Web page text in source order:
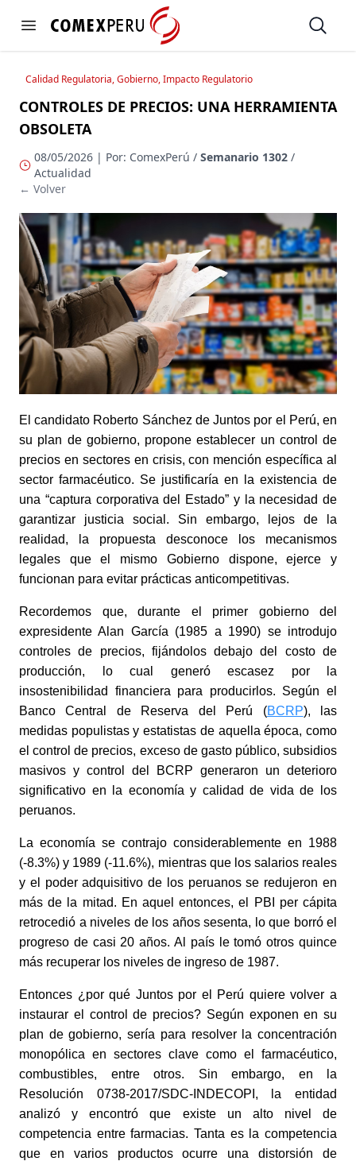
Open menu
https://www.comexperu.org.pe Open
Calidad Regulatoria, Gobierno, Impacto Regulatorio
CONTROLES DE PRECIOS: UNA HERRAMIENTA
OBSOLETA
08/05/2026 | Por: ComexPerú /Semanario 1302 /
Actualidad
← Volver
El candidato Roberto Sánchez de Juntos por el Perú, en
su plan de gobierno, propone establecer un control de
precios en sectores en crisis, con mención específica al
sector farmacéutico. Se justificaría en la existencia de
una “captura corporativa del Estado” y la necesidad de
garantizar justicia social. Sin embargo, lejos de la
realidad, la propuesta desconoce los mecanismos
legales que el mismo Gobierno dispone, ejerce y
funcionan para evitar prácticas anticompetitivas.
Recordemos que, durante el primer gobierno del
expresidente Alan García (1985 a 1990) se introdujo
controles de precios, fijándolos debajo del costo de
producción, lo cual generó escasez por la
insostenibilidad financiera para producirlos. Según el
Banco Central de Reserva del Perú (BCRP), las
medidas populistas y estatistas de aquella época, como
el control de precios, exceso de gasto público, subsidios
masivos y control del BCRP generaron un deterioro
significativo en la economía y calidad de vida de los
peruanos.
La economía se contrajo considerablemente en 1988
(-8.3%) y 1989 (-11.6%), mientras que los salarios reales
y el poder adquisitivo de los peruanos se redujeron en
más de la mitad. En aquel entonces, el PBI per cápita
retrocedió a niveles de los años sesenta, lo que borró el
progreso de casi 20 años. Al país le tomó otros quince
más recuperar los niveles de ingreso de 1987.
Entonces ¿por qué Juntos por el Perú quiere volver a
instaurar el control de precios? Según exponen en su
plan de gobierno, sería para resolver la concentración
monopólica en sectores clave como el farmacéutico,
combustibles, entre otros. Sin embargo, en la
Resolución 0738-2017/SDC-INDECOPI, la entidad
analizó y encontró que existe un alto nivel de
competencia entre farmacias. Tanta es la competencia
que en varios productos ocurre una distorsión de